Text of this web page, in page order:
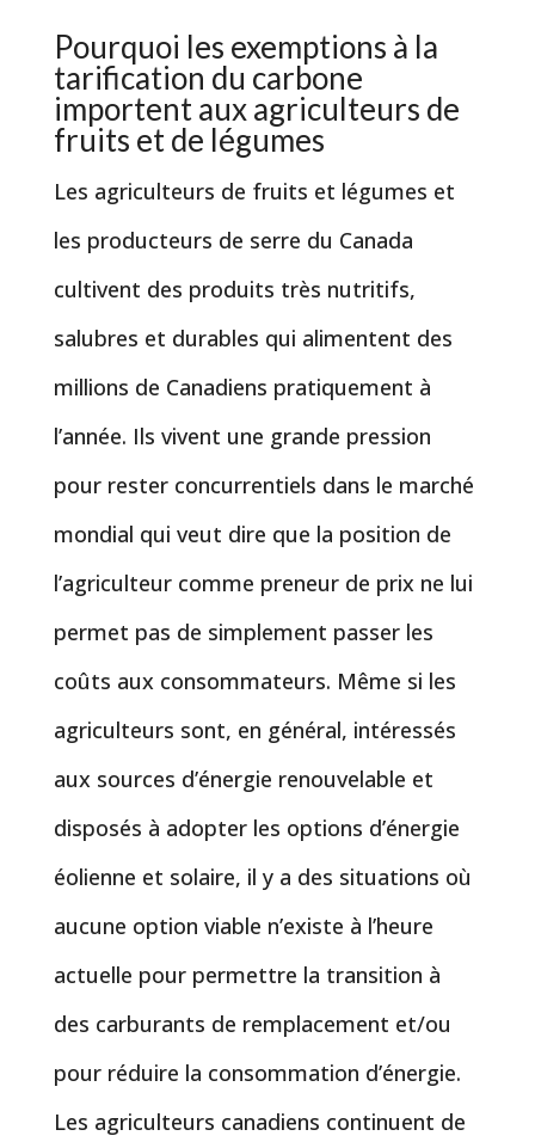
Pourquoi les exemptions à la
tarification du carbone
importent aux agriculteurs de
fruits et de légumes
Les agriculteurs de fruits et légumes et
les producteurs de serre du Canada
cultivent des produits très nutritifs,
salubres et durables qui alimentent des
millions de Canadiens pratiquement à
l’année. Ils vivent une grande pression
pour rester concurrentiels dans le marché
mondial qui veut dire que la position de
l’agriculteur comme preneur de prix ne lui
permet pas de simplement passer les
coûts aux consommateurs. Même si les
agriculteurs sont, en général, intéressés
aux sources d’énergie renouvelable et
disposés à adopter les options d’énergie
éolienne et solaire, il y a des situations où
aucune option viable n’existe à l’heure
actuelle pour permettre la transition à
des carburants de remplacement et/ou
pour réduire la consommation d’énergie.
Les agriculteurs canadiens continuent de